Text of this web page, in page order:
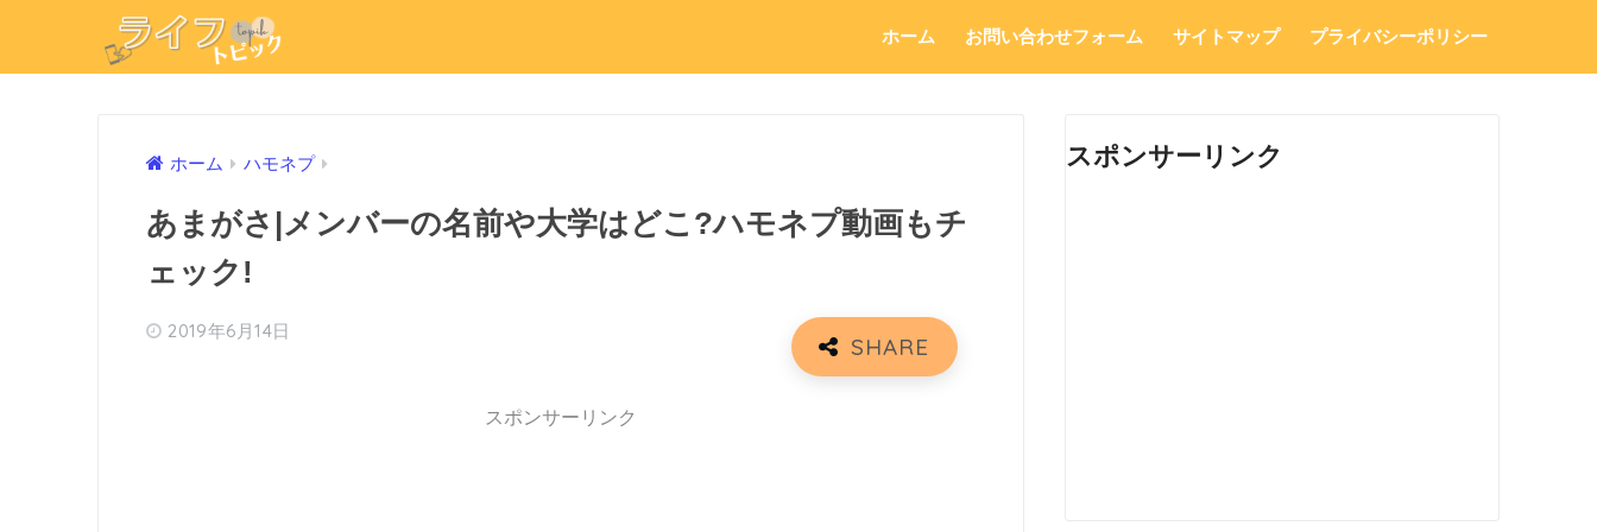
ホーム お問い合わせフォーム サイトマップ プライバシーポリシー
ホーム ハモネプ
あまがさ|メンバーの名前や大学はどこ?ハモネプ動画もチ
ェック!
2019年6月14日
スポンサーリンク
スポンサーリンク